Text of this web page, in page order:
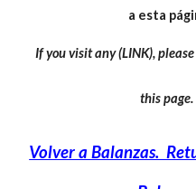
a esta
If you visit any (LINK),
this page.
Volver a Balanzas.